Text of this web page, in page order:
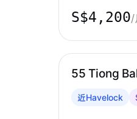
S$4,200/
中峇鲁 & 红
55 Tiong
近Havelock